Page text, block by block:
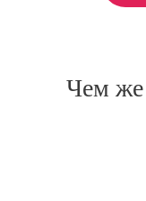
Чем